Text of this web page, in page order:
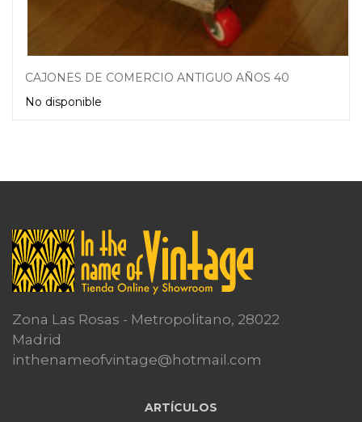
CAJONES DE COMERCIO ANTIGUO AÑOS 40
No disponible
Zona Las Rosas - Metropolitano, 28022
Madrid
inthenameofvintage@hotmail.com
ARTÍCULOS